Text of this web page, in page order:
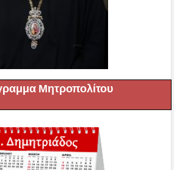
Μητροπολίτου